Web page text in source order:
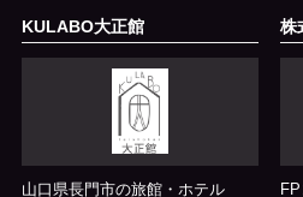
KULABO大正館
山口県長門市の旅館・ホテル
株